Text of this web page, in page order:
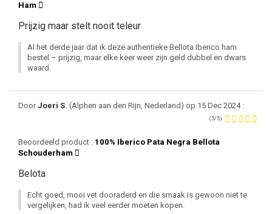
Ham
Prijzig maar stelt nooit teleur
Al het derde jaar dat ik deze authentieke Bellota Iberico ham
bestel – prijzig, maar elke keer weer zijn geld dubbel en dwars
waard.
DoorJoeri S. (Alphen aan den Rijn, Nederland) op 15 Dec 2024 :
(5/5)
Beoordeeld product : 100% Iberico Pata Negra Bellota
Schouderham
Belota
Echt goed, mooi vet dooraderd en die smaak is gewoon niet te
vergelijken, had ik veel eerder moeten kopen.